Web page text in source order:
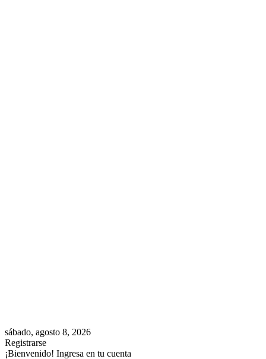
sábado, agosto 8, 2026
Registrarse
¡Bienvenido! Ingresa en tu cuenta